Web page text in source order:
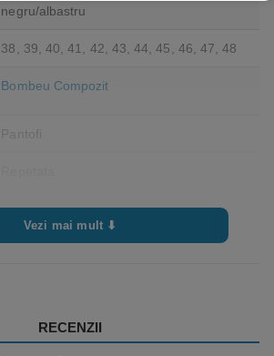
negru/albastru
38, 39, 40, 41, 42, 43, 44, 45, 46, 47, 48
Bombeu Compozit
Pantofi
II
Vezi mai mult ⬇
RECENZII